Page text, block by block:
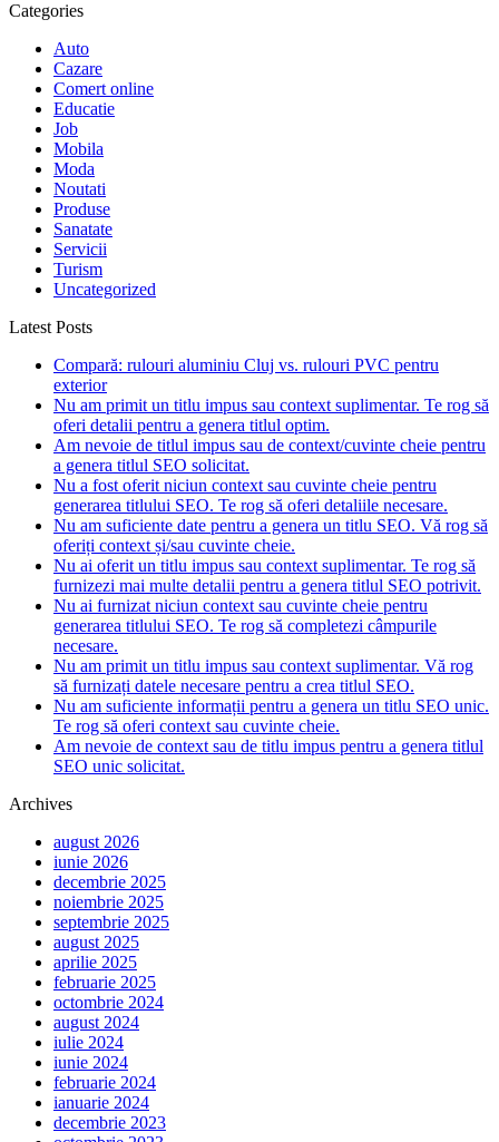
Categories
Auto
Cazare
Comert online
Educatie
Job
Mobila
Moda
Noutati
Produse
Sanatate
Servicii
Turism
Uncategorized
Latest Posts
Compară: rulouri aluminiu Cluj vs. rulouri PVC pentru
exterior
Nu am primit un titlu impus sau context suplimentar. Te rog să
oferi detalii pentru a genera titlul optim.
Am nevoie de titlul impus sau de context/cuvinte cheie pentru
a genera titlul SEO solicitat.
Nu a fost oferit niciun context sau cuvinte cheie pentru
generarea titlului SEO. Te rog să oferi detaliile necesare.
Nu am suficiente date pentru a genera un titlu SEO. Vă rog să
oferiți context și/sau cuvinte cheie.
Nu ai oferit un titlu impus sau context suplimentar. Te rog să
furnizezi mai multe detalii pentru a genera titlul SEO potrivit.
Nu ai furnizat niciun context sau cuvinte cheie pentru
generarea titlului SEO. Te rog să completezi câmpurile
necesare.
Nu am primit un titlu impus sau context suplimentar. Vă rog
să furnizați datele necesare pentru a crea titlul SEO.
Nu am suficiente informații pentru a genera un titlu SEO unic.
Te rog să oferi context sau cuvinte cheie.
Am nevoie de context sau de titlu impus pentru a genera titlul
SEO unic solicitat.
Archives
august 2026
iunie 2026
decembrie 2025
noiembrie 2025
septembrie 2025
august 2025
aprilie 2025
februarie 2025
octombrie 2024
august 2024
iulie 2024
iunie 2024
februarie 2024
ianuarie 2024
decembrie 2023